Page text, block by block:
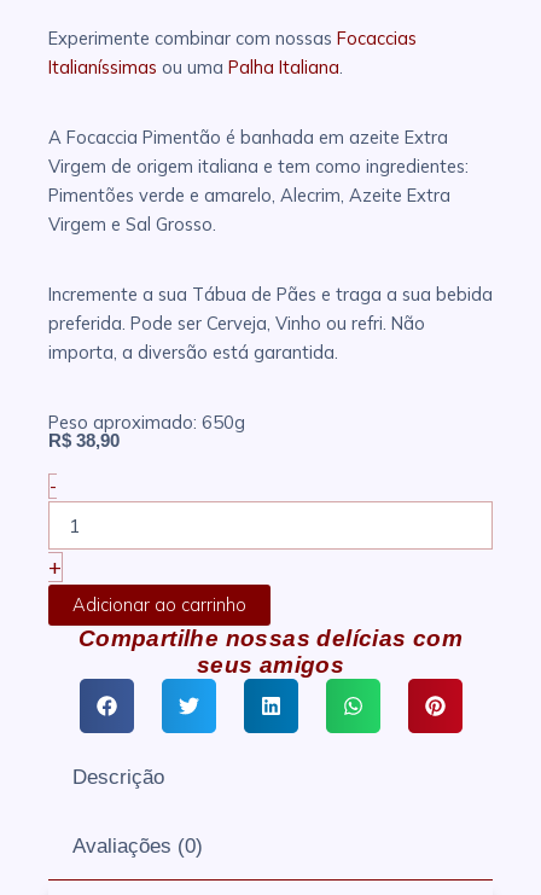
Experimente combinar com nossas Focaccias
Italianíssimas ou uma Palha Italiana.
A Focaccia Pimentão é banhada em azeite Extra
Virgem de origem italiana e tem como ingredientes:
Pimentões verde e amarelo, Alecrim, Azeite Extra
Virgem e Sal Grosso.
Incremente a sua Tábua de Pães e traga a sua bebida
preferida. Pode ser Cerveja, Vinho ou refri. Não
importa, a diversão está garantida.
Peso aproximado: 650g
R$ 38,90
-
Focaccia
Pimentão
quantidade
+
Adicionar ao carrinho
Compartilhe nossas delícias com
seus amigos
Descrição
Avaliações (0)